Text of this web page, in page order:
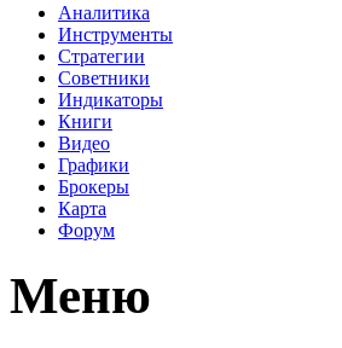
Аналитика
Инструменты
Стратегии
Советники
Индикаторы
Книги
Видео
Графики
Брокеры
Карта
Форум
Меню